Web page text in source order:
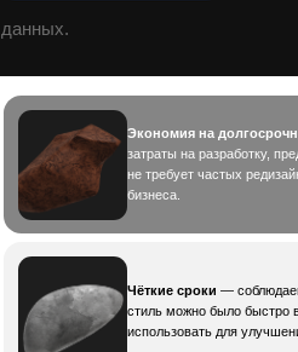
Чёткие сроки— соблюдаем сроки, чтобы новый
стиль можно было быстро внедрить и начать
использовать для улучшения имиджа.
не требует частых редизайнов и эффективно
бизнеса.